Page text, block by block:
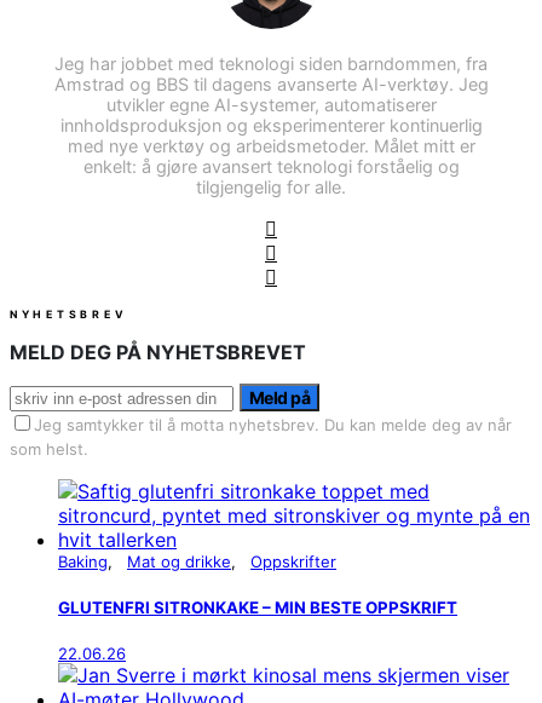
Jeg har jobbet med teknologi siden barndommen, fra
Amstrad og BBS til dagens avanserte AI-verktøy. Jeg
utvikler egne AI-systemer, automatiserer
innholdsproduksjon og eksperimenterer kontinuerlig
med nye verktøy og arbeidsmetoder. Målet mitt er
enkelt: å gjøre avansert teknologi forståelig og
tilgjengelig for alle.
NYHETSBREV
MELD DEG PÅ NYHETSBREVET
Meld på
Jeg samtykker til å motta nyhetsbrev. Du kan melde deg av når
som helst.
Baking Mat og drikke Oppskrifter
GLUTENFRI SITRONKAKE – MIN BESTE OPPSKRIFT
22.06.26